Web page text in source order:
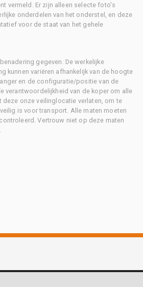
vermeld. Er zijn alleen selecte foto's
onderdelen van het onderstel, en deze
voor de staat van het gehele
gegeven. De werkelijke
kunnen variëren afhankelijk van de hoogte
en de configuratie/positie van de
verantwoordelijkheid van de koper om alle
deze onze veilinglocatie verlaten, om te
is voor transport. Alle maten moeten
Vertrouw niet op deze maten